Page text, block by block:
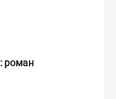
роман